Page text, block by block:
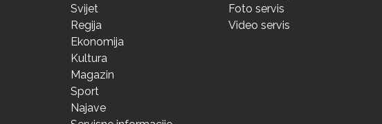
Svijet
Regija
Ekonomija
Kultura
Magazin
Sport
Najave
Foto servis
Video servis